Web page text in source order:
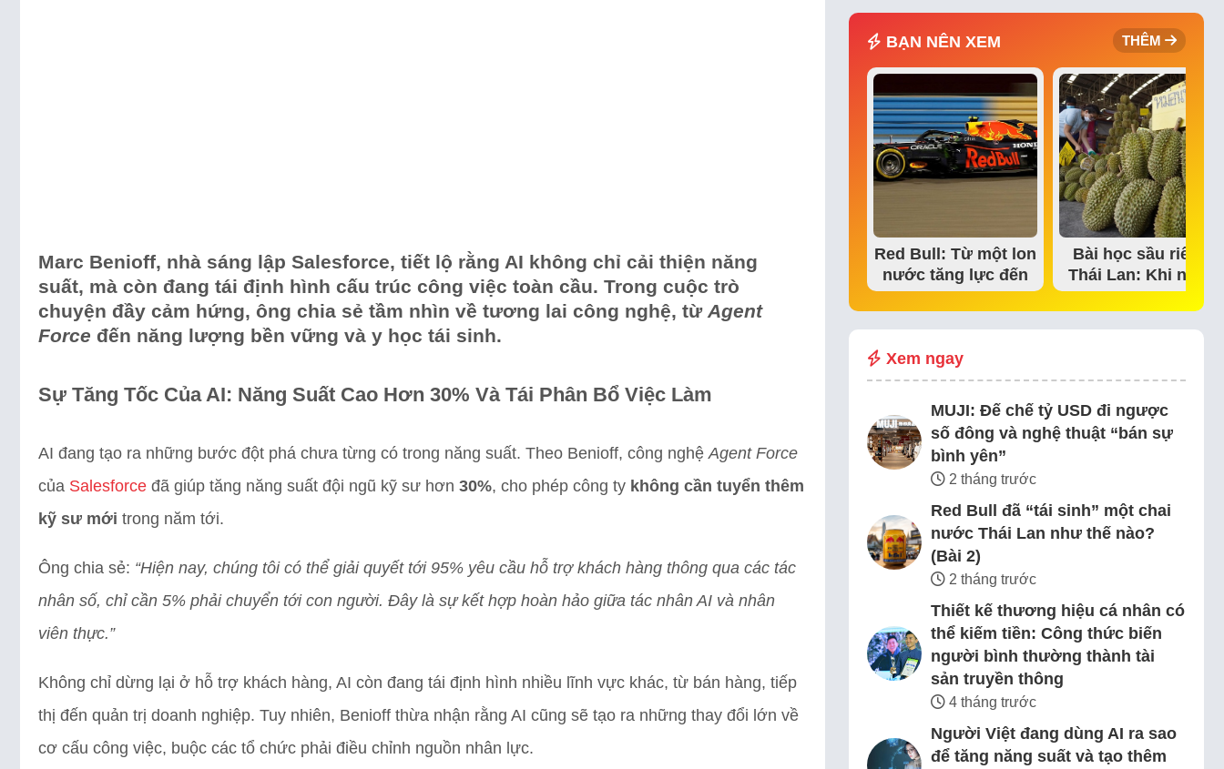
Marc Benioff, nhà sáng lập Salesforce, tiết lộ rằng AI không chỉ cải thiện năng
suất, mà còn đang tái định hình cấu trúc công việc toàn cầu. Trong cuộc trò
chuyện đầy cảm hứng, ông chia sẻ tầm nhìn về tương lai công nghệ, từ Agent
Force đến năng lượng bền vững và y học tái sinh.
Sự Tăng Tốc Của AI: Năng Suất Cao Hơn 30% Và Tái Phân Bổ Việc Làm
AI đang tạo ra những bước đột phá chưa từng có trong năng suất. Theo Benioff, công nghệ Agent Force
của Salesforce đã giúp tăng năng suất đội ngũ kỹ sư hơn 30%, cho phép công ty không cần tuyển thêm
kỹ sư mới trong năm tới.
Ông chia sẻ: “Hiện nay, chúng tôi có thể giải quyết tới 95% yêu cầu hỗ trợ khách hàng thông qua các tác
nhân số, chỉ cần 5% phải chuyển tới con người. Đây là sự kết hợp hoàn hảo giữa tác nhân AI và nhân
viên thực.”
Không chỉ dừng lại ở hỗ trợ khách hàng, AI còn đang tái định hình nhiều lĩnh vực khác, từ bán hàng, tiếp
thị đến quản trị doanh nghiệp. Tuy nhiên, Benioff thừa nhận rằng AI cũng sẽ tạo ra những thay đổi lớn về
cơ cấu công việc, buộc các tổ chức phải điều chỉnh nguồn nhân lực.
BẠN NÊN XEM THÊM
Red Bull: Từ một lon
nước tăng lực đến
đế chế thể…
Bài học sầu riêng
Thái Lan: Khi niềm
tin thị trường bắt…
Xem ngay
MUJI: Đế chế tỷ USD đi ngược
số đông và nghệ thuật “bán sự
bình yên”
2 tháng trước
Red Bull đã “tái sinh” một chai
nước Thái Lan như thế nào?
(Bài 2)
2 tháng trước
Thiết kế thương hiệu cá nhân có
thể kiếm tiền: Công thức biến
người bình thường thành tài
sản truyền thông
4 tháng trước
Người Việt đang dùng AI ra sao
để tăng năng suất và tạo thêm